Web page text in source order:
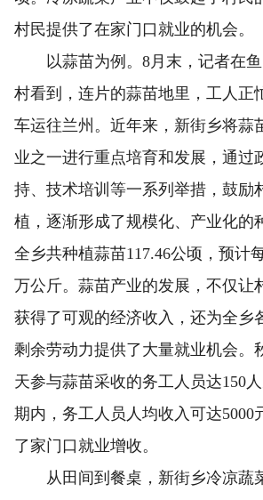
村民提供了在家门口就业的机会。
以蒜苗为例。8月末，记者在鱼
村看到，连片的蒜苗地里，工人正
车运往兰州。近年来，新街乡将蒜
业之一进行重点培育和发展，通过
持、技术培训等一系列举措，鼓励
植，逐渐形成了规模化、产业化的
全乡共种植蒜苗117.46公顷，预计
万公斤。蒜苗产业的发展，不仅让
获得了可观的经济收入，还为全乡
剩余劳动力提供了大量就业机会。
天参与蒜苗采收的务工人员达150
期内，务工人员人均收入可达5000
了家门口就业增收。
从田间到餐桌，新街乡冷凉蔬